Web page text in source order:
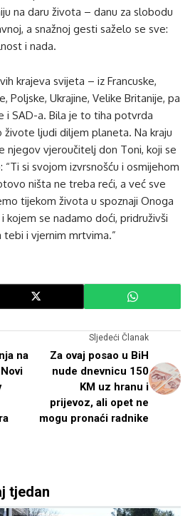
na daru života – danu za slobodu
a snažnoj gesti saželo se sve:
i nada.
krajeva svijeta – iz Francuske,
Poljske, Ukrajine, Velike Britanije, pa
i SAD-a. Bila je to tiha potvrda
ljudi diljem planeta. Na kraju
njegov vjeroučitelj don Toni, koji se
si svojom izvrsnošću i osmijehom
ništa ne treba reći, a već sve
tijekom života u spoznaji Onoga
kojem se nadamo doći, pridruživši
i vjernim mrtvima.”
na
Sljedeći Članak
Za ovaj posao u BiH
nude dnevnicu 150
KM uz hranu i
prijevoz, ali opet ne
mogu pronaći radnike
tjedan